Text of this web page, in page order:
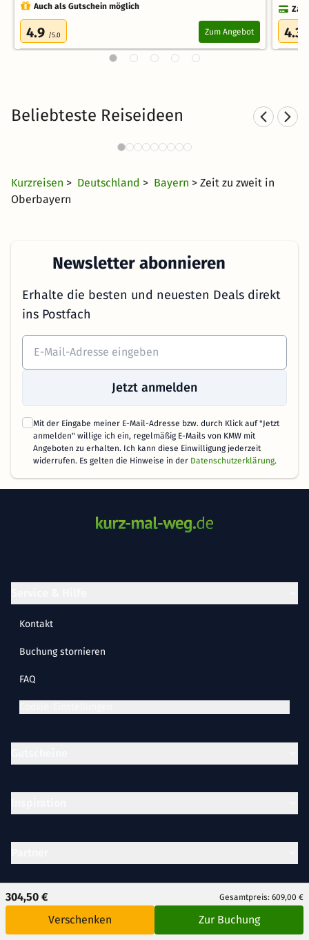
304,50 € Gesamtpreis: 609,00 €
Verschenken Zur Buchung
Auch als Gutschein möglich
4.9 /5.0 Zum Angebot 4.3
Beliebteste Reiseideen
Wellnesshotels in Bad Aibling
11 Angebote
Kurzreisen > Deutschland > Bayern > Zeit zu zweit in
Oberbayern
Newsletter abonnieren
Erhalte die besten und neuesten Deals direkt
ins Postfach
Jetzt anmelden
Mit der Eingabe meiner E-Mail-Adresse bzw. durch Klick auf "Jetzt
anmelden" willige ich ein, regelmäßig E-Mails von KMW mit
Angeboten zu erhalten. Ich kann diese Einwilligung jederzeit
widerrufen. Es gelten die Hinweise in der Datenschutzerklärung.
Kontakt
Buchung stornieren
FAQ
Unternehmen